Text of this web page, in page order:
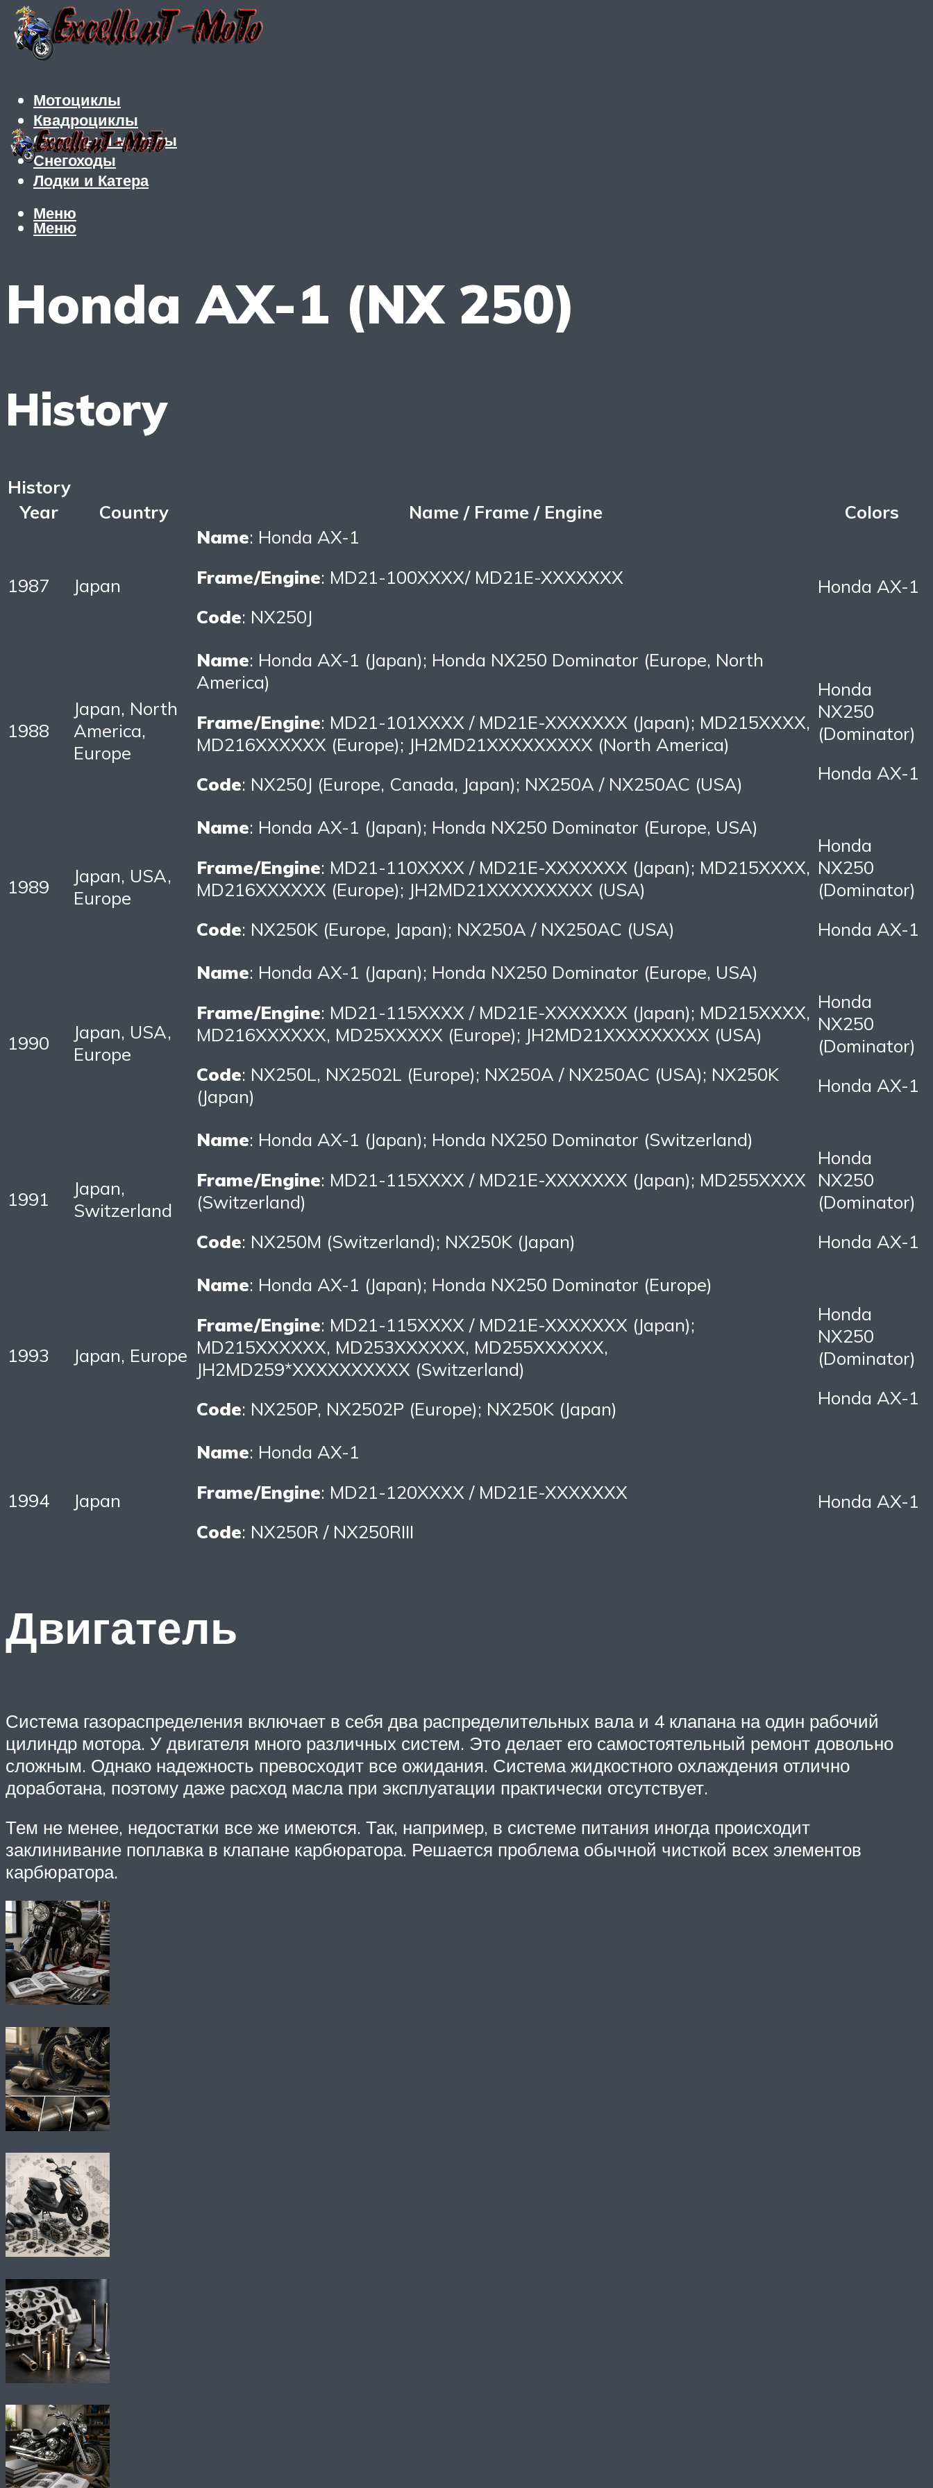
Мотоциклы
Квадроциклы
Скутеры и мопеды
Снегоходы
Лодки и Катера
Меню
Меню
Honda AX-1 (NX 250)
History
History
Year
Country Name / Frame / Engine Colors
1987 Japan
Name: Honda AX-1
Frame/Engine: MD21-100XXXX/ MD21E-XXXXXXX
Code: NX250J
Honda AX-1
1988
Japan, North
America,
Europe
Name: Honda AX-1 (Japan); Honda NX250 Dominator (Europe, North
America)
Frame/Engine: MD21-101XXXX / MD21E-XXXXXXX (Japan); MD215XXXX,
MD216XXXXXX (Europe); JH2MD21XXXXXXXXX (North America)
Code: NX250J (Europe, Canada, Japan); NX250A / NX250AC (USA)
Honda
NX250
(Dominator)
Honda AX-1
1989
Japan, USA,
Europe
Name: Honda AX-1 (Japan); Honda NX250 Dominator (Europe, USA)
Frame/Engine: MD21-110XXXX / MD21E-XXXXXXX (Japan); MD215XXXX,
MD216XXXXXX (Europe); JH2MD21XXXXXXXXX (USA)
Code: NX250K (Europe, Japan); NX250A / NX250AC (USA)
Honda
NX250
(Dominator)
Honda AX-1
1990
Japan, USA,
Europe
Name: Honda AX-1 (Japan); Honda NX250 Dominator (Europe, USA)
Frame/Engine: MD21-115XXXX / MD21E-XXXXXXX (Japan); MD215XXXX,
MD216XXXXXX, MD25XXXXX (Europe); JH2MD21XXXXXXXXX (USA)
Code: NX250L, NX2502L (Europe); NX250A / NX250AC (USA); NX250K
(Japan)
Honda
NX250
(Dominator)
Honda AX-1
1991
Japan,
Switzerland
Name: Honda AX-1 (Japan); Honda NX250 Dominator (Switzerland)
Frame/Engine: MD21-115XXXX / MD21E-XXXXXXX (Japan); MD255XXXX
(Switzerland)
Code: NX250M (Switzerland); NX250K (Japan)
Honda
NX250
(Dominator)
Honda AX-1
1993 Japan, Europe
Name: Honda AX-1 (Japan); Honda NX250 Dominator (Europe)
Frame/Engine: MD21-115XXXX / MD21E-XXXXXXX (Japan);
MD215XXXXXX, MD253XXXXXX, MD255XXXXXX,
JH2MD259*XXXXXXXXXX (Switzerland)
Code: NX250P, NX2502P (Europe); NX250K (Japan)
Honda
NX250
(Dominator)
Honda AX-1
1994 Japan
Name: Honda AX-1
Frame/Engine: MD21-120XXXX / MD21E-XXXXXXX
Code: NX250R / NX250RIII
Honda AX-1
Двигатель
Система газораспределения включает в себя два распределительных вала и 4 клапана на один рабочий
цилиндр мотора. У двигателя много различных систем. Это делает его самостоятельный ремонт довольно
сложным. Однако надежность превосходит все ожидания. Система жидкостного охлаждения отлично
доработана, поэтому даже расход масла при эксплуатации практически отсутствует.
Тем не менее, недостатки все же имеются. Так, например, в системе питания иногда происходит
заклинивание поплавка в клапане карбюратора. Решается проблема обычной чисткой всех элементов
карбюратора.